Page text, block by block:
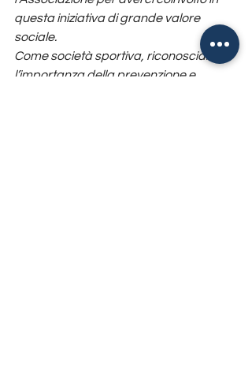
questa iniziativa di grande valore
sociale.
Come società sportiva, riconosciamo
l’importanza della prevenzione e